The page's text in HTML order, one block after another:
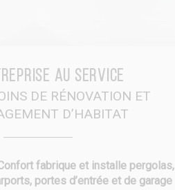
au service
DE RÉNOVATION ET
D’HABITAT
fabrique et installe pergolas,
portes d’entrée et de garage